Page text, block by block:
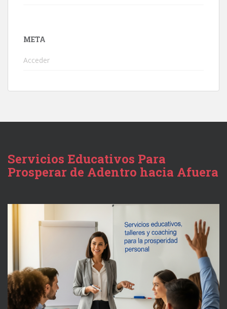
META
Acceder
Servicios Educativos Para
Prosperar de Adentro hacia Afuera